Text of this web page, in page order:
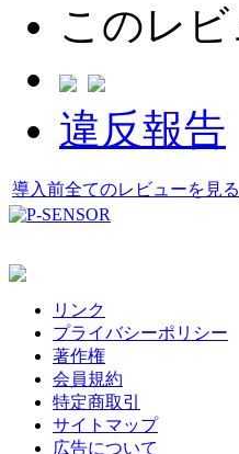
このレ
違反報告
導入前全てのレビューを見る
リンク
プライバシーポリシー
著作権
会員規約
特定商取引
サイトマップ
広告について